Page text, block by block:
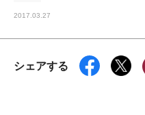
2017.03.27
シェアする